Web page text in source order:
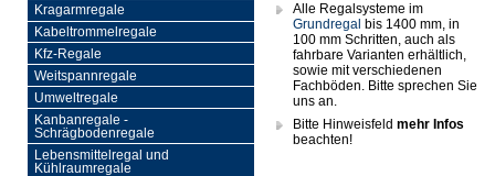
Kragarmregale
Kabeltrommelregale
Kfz-Regale
Weitspannregale
Umweltregale
Kanbanregale -
Schrägbodenregale
Lebensmittelregal und
Kühlraumregale
Alle Regalsysteme im
Grundregal bis 1400 mm, in
100 mm Schritten, auch als
fahrbare Varianten erhältlich,
sowie mit verschiedenen
Fachböden. Bitte sprechen Sie
uns an.
Bitte Hinweisfeld mehr Infos
beachten!